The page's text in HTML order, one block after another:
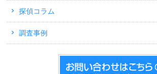
探偵コラム
調査事例